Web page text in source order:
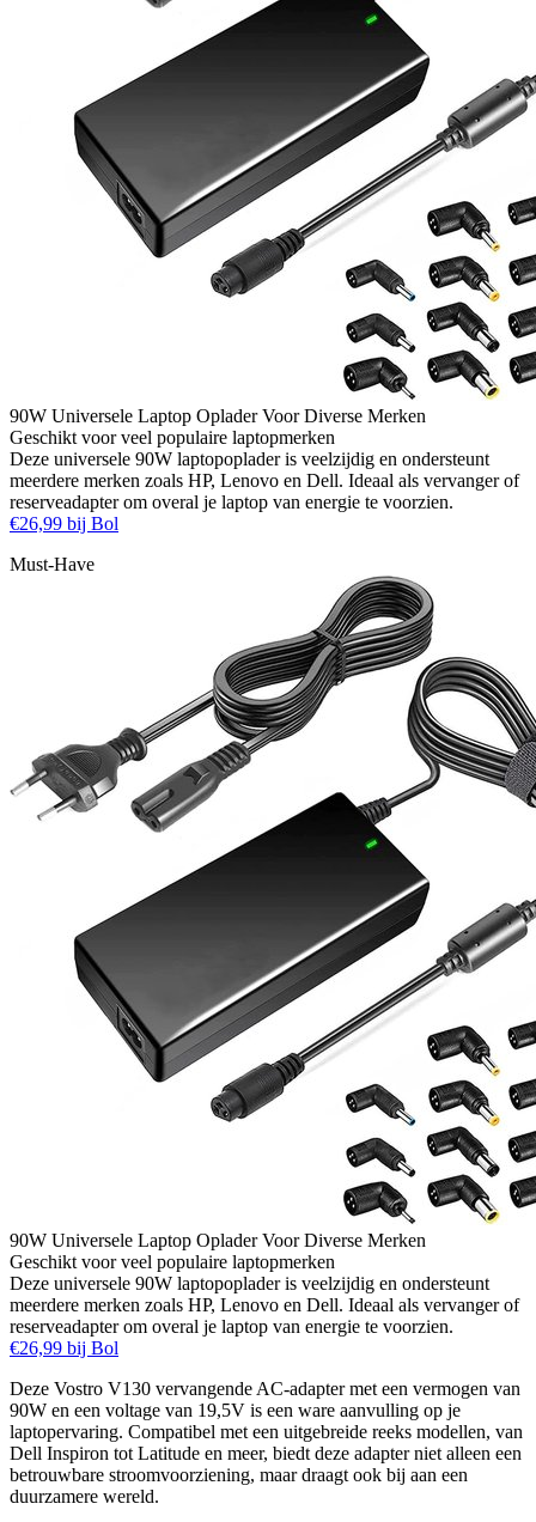
90W Universele Laptop Oplader Voor Diverse Merken
Geschikt voor veel populaire laptopmerken
Deze universele 90W laptopoplader is veelzijdig en ondersteunt
meerdere merken zoals HP, Lenovo en Dell. Ideaal als vervanger of
reserveadapter om overal je laptop van energie te voorzien.
€26,99 bij Bol
Must-Have
90W Universele Laptop Oplader Voor Diverse Merken
Geschikt voor veel populaire laptopmerken
Deze universele 90W laptopoplader is veelzijdig en ondersteunt
meerdere merken zoals HP, Lenovo en Dell. Ideaal als vervanger of
reserveadapter om overal je laptop van energie te voorzien.
€26,99 bij Bol
Deze Vostro V130 vervangende AC-adapter met een vermogen van
90W en een voltage van 19,5V is een ware aanvulling op je
laptopervaring. Compatibel met een uitgebreide reeks modellen, van
Dell Inspiron tot Latitude en meer, biedt deze adapter niet alleen een
betrouwbare stroomvoorziening, maar draagt ook bij aan een
duurzamere wereld.